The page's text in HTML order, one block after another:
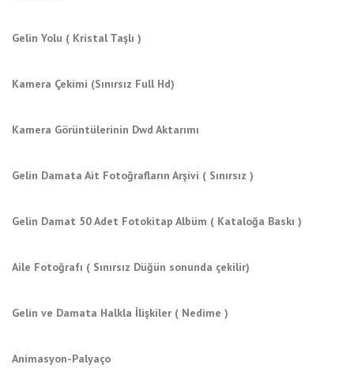
Gelin Yolu ( Kristal Taşlı )
Kamera Çekimi (Sınırsız Full Hd)
Kamera Görüntülerinin Dwd Aktarımı
Gelin Damata Ait Fotoğrafların Arşivi ( Sınırsız )
Gelin Damat 50 Adet Fotokitap Albüm ( Kataloğa Baskı )
Aile Fotoğrafı ( Sınırsız Düğün sonunda çekilir)
Gelin ve Damata Halkla İlişkiler ( Nedime )
Animasyon-Palyaço